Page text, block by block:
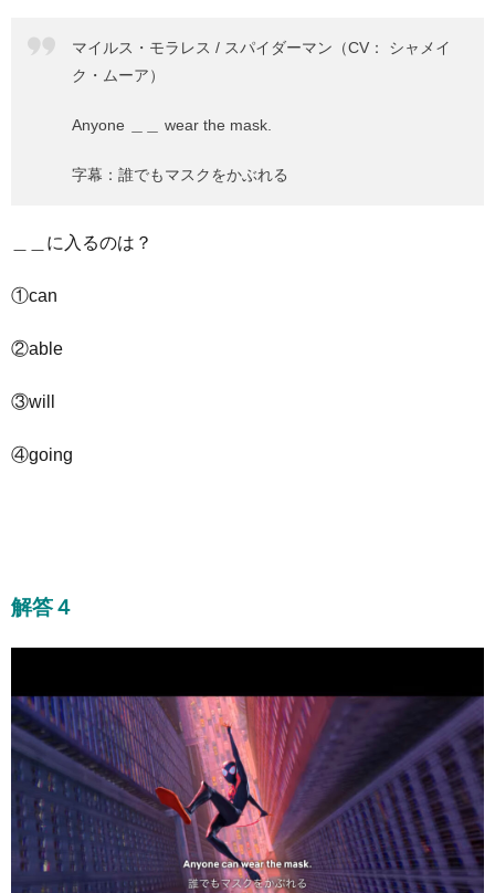
マイルス・モラレス / スパイダーマン（CV： シャメイ
ク・ムーア）
Anyone ＿＿ wear the mask.
字幕：誰でもマスクをかぶれる
＿＿に入るのは？
①can
②able
③will
④going
解答４